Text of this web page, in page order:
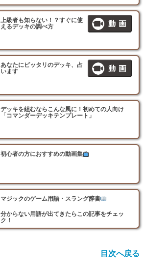
上級者も知らない！？すぐに使
えるデッキの調べ方
あなたにピッタリのデッキ、占
います
デッキを組むならこんな風に！初めての人向け
「コマンダーデッキテンプレート」
初心者の方におすすめの動画集
マジックのゲーム用語・スラング辞書
分からない用語が出てきたらこの記事をチェッ
ク！
目次へ戻る